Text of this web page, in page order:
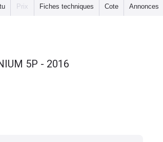
Prix Fiches techniques Cote Annonces
5P - 2016